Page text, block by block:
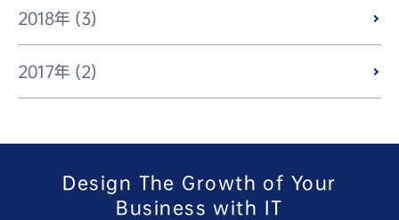
2018年 (3)
2017年 (2)
Design The Growth of Your
Business with IT